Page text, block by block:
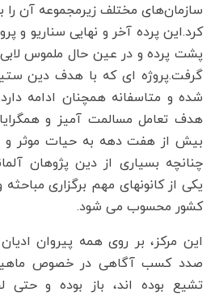
سازمان‌های مختلف زیرمجموعه آن را
کرد.این پرده آخر و نهایی سناریو و
پشت پرده و در عین حال ملموس
گرفت.پروژه ای که با هدف دین
شده و متاسفانه همچنان ادامه
هدف تعامل مسالمت آمیز و
بیش از هفت دهه به حیات موثر و
چنانچه بسیاری از دین پژوهان
یکی از کانونهای مهم برگزاری
کشور محسوب می شود.
این مرکز، بر روی همه پیروان
صدد کسب آگاهی در خصوص
تشیع بوده اند، باز بوده و حتی